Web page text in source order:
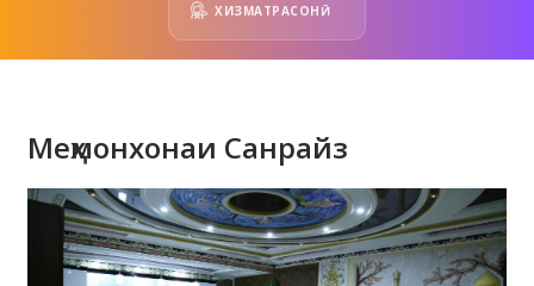
ХИЗМАТРАСОНӢ
Меҳмонхонаи Санрайз